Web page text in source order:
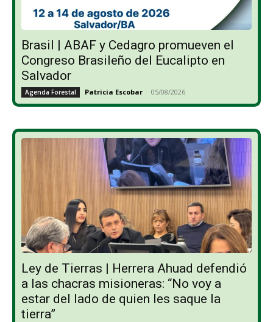
Brasil | ABAF y Cedagro promueven el
Congreso Brasileño del Eucalipto en
Salvador
Agenda Forestal Patricia Escobar - 05/08/2026
Ley de Tierras | Herrera Ahuad defendió
a las chacras misioneras: “No voy a
estar del lado de quien les saque la
tierra”